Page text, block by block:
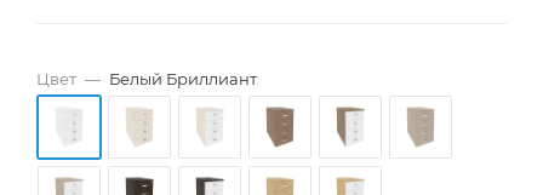
Цвет — Белый Бриллиант